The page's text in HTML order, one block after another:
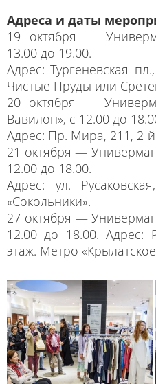
Адреса и даты
19 октября —
13.00 до 19.00.
Адрес: Тургеневская
Чистые Пруды или
20 октября —
Вавилон», с 12.00 до
Адрес: Пр. Мира, 211, 2-й
21 октября —
12.00 до 18.00.
Адрес: ул.
«Сокольники».
27 октября —
12.00 до 18.00. Адрес:
этаж. Метро